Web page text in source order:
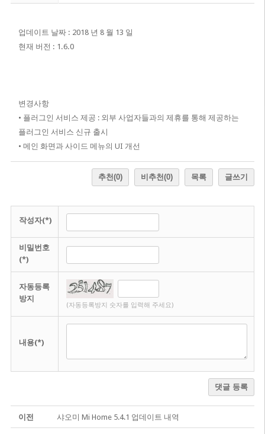
업데이트 날짜 : 2018 년 8 월 13 일
현재 버전 : 1.6.0
변경사항
• 플러그인 서비스 제공 : 외부 사업자들과의 제휴를 통해 제공하는
플러그인 서비스 신규 출시
• 메인 화면과 사이드 메뉴의 UI 개선
추천(0) 비추천(0) 목록 글쓰기
작성자(*)
비밀번호
(*)
자동등록
방지
(자동등록방지 숫자를 입력해 주세요)
내용(*)
댓글 등록
이전 샤오미 Mi Home 5.4.1 업데이트 내역